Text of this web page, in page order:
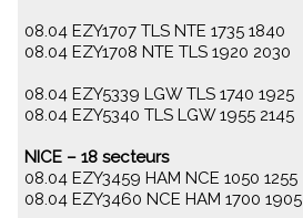
08.04 EZY1707 TLS NTE 1735 1840
08.04 EZY1708 NTE TLS 1920 2030
08.04 EZY5339 LGW TLS 1740 1925
08.04 EZY5340 TLS LGW 1955 2145
NICE – 18 secteurs
08.04 EZY3459 HAM NCE 1050 1255
08.04 EZY3460 NCE HAM 1700 1905